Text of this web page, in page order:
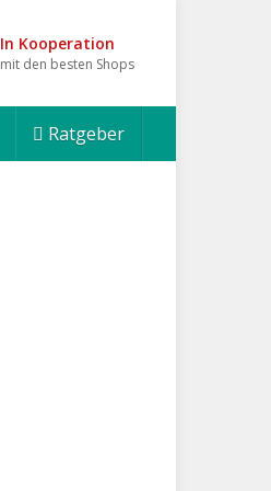
In Kooperation
mit den besten Shops
Ratgeber